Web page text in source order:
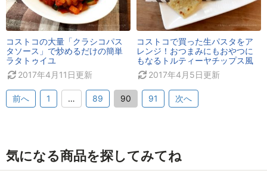
コストコの大量「クラシコパス
タソース」で炒めるだけの簡単
ラタトゥイユ
2017年4月11日更新
コストコで買った生パスタをア
レンジ！おつまみにもおやつに
もなるトルティーヤチップス風
2017年4月5日更新
前へ 1 … 89 90 91 次へ
気になる商品を探してみてね